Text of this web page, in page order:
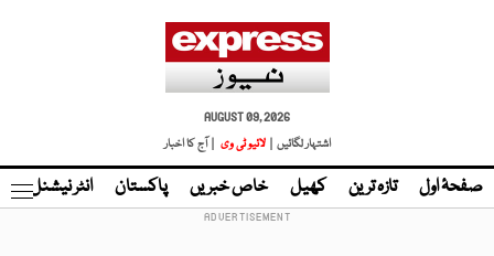
AUGUST 09, 2026
اشتہار لگائیں |
لائیو ٹی وی | آج کا اخبار
صفحۂ اول تازہ ترین کھیل خاص خبریں پاکستان انٹر نیشنل